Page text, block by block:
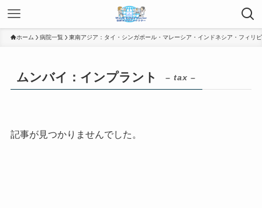
ホーム 病院一覧 東南アジア：タイ・シンガポール・マレーシア・インドネシア・フィリ
ムンバイ：インプラント – tax –
記事が見つかりませんでした。